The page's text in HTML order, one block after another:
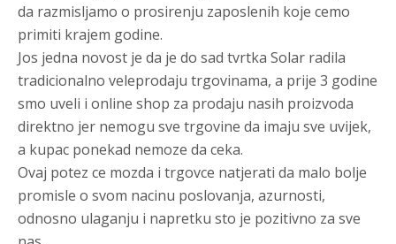
da razmisljamo o prosirenju zaposlenih koje cemo
primiti krajem godine.
Jos jedna novost je da je do sad tvrtka Solar radila
tradicionalno veleprodaju trgovinama, a prije 3 godine
smo uveli i online shop za prodaju nasih proizvoda
direktno jer nemogu sve trgovine da imaju sve uvijek,
a kupac ponekad nemoze da ceka.
Ovaj potez ce mozda i trgovce natjerati da malo bolje
promisle o svom nacinu poslovanja, azurnosti,
odnosno ulaganju i napretku sto je pozitivno za sve